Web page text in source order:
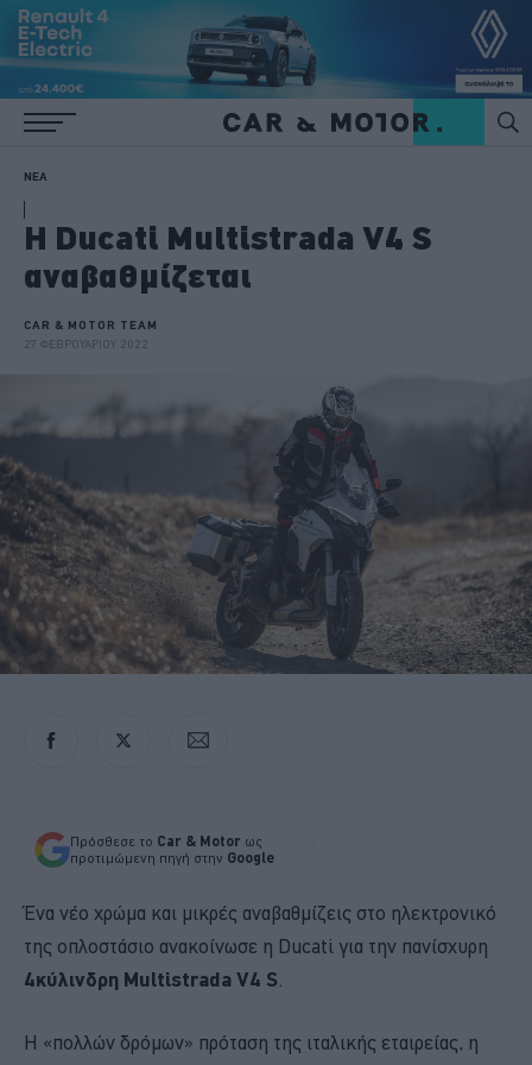
ΝΕΑ
Η Ducati Multistrada V4 S
αναβαθμίζεται
CAR & MOTOR TEAM
27 ΦΕΒΡΟΥΑΡΙΟΥ 2022
Πρόσθεσε το Car & Motor ως
προτιμώμενη πηγή στην Google
Ένα νέο χρώμα και μικρές αναβαθμίζεις στο ηλεκτρονικό
της οπλοστάσιο ανακοίνωσε η Ducati για την πανίσχυρη
4κύλινδρη Multistrada V4 S
Η «πολλών δρόμων» πρόταση της ιταλικής εταιρείας, η